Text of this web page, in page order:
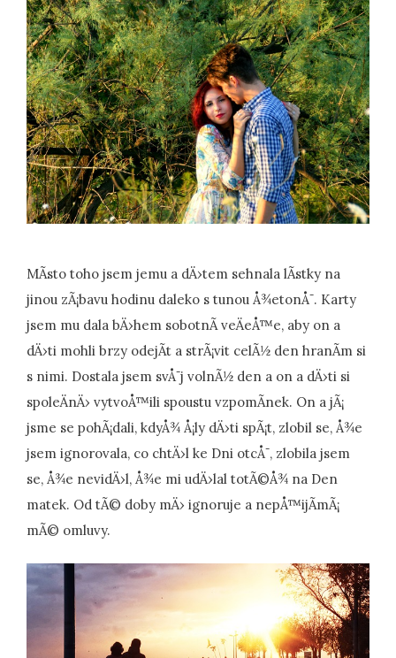
MÃ­sto toho jsem jemu a dÄ›tem sehnala lÃ­stky na
jinou zÃ¡bavu hodinu daleko s tunou Å¾etonÅ¯. Karty
jsem mu dala bÄ›hem sobotnÃ­ veÄeÅ™e, aby on a
dÄ›ti mohli brzy odejÃ­t a strÃ¡vit celÃ½ den hranÃ­m si
s nimi. Dostala jsem svÅ¯j volnÃ½ den a on a dÄ›ti si
spoleÄnÄ› vytvoÅ™ili spoustu vzpomÃ­nek. On a jÃ¡
jsme se pohÃ¡dali, kdyÅ¾ Å¡ly dÄ›ti spÃ¡t, zlobil se, Å¾e
jsem ignorovala, co chtÄ›l ke Dni otcÅ¯, zlobila jsem
se, Å¾e nevidÄ›l, Å¾e mi udÄ›lal totÃ©Å¾ na Den
matek. Od tÃ© doby mÄ› ignoruje a nepÅ™ijÃ­mÃ¡
mÃ© omluvy.